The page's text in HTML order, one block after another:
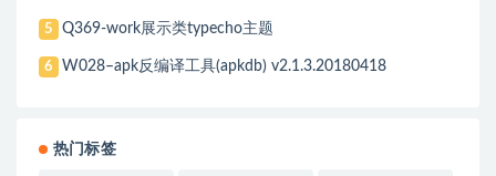
5 Q369-work展示类typecho主题
6 W028–apk反编译工具(apkdb) v2.1.3.20180418
热门标签